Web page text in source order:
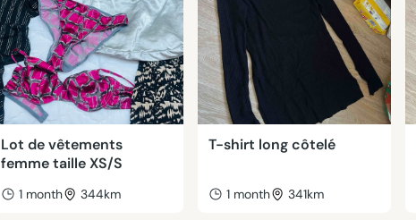
Lot de vêtements
femme taille XS/S
1 month 344km
T-shirt long côtelé
1 month 341km